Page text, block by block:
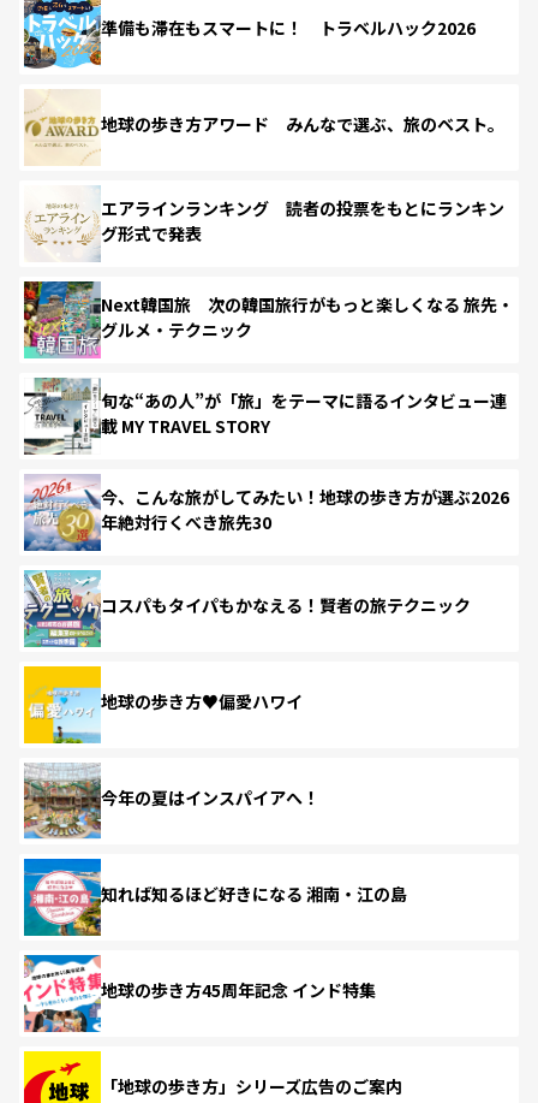
準備も滞在もスマートに！ トラベルハック2026
地球の歩き方アワード みんなで選ぶ、旅のベスト。
エアラインランキング 読者の投票をもとにランキン
グ形式で発表
Next韓国旅 次の韓国旅行がもっと楽しくなる 旅先・
グルメ・テクニック
旬な“あの人”が「旅」をテーマに語るインタビュー連
載 MY TRAVEL STORY
今、こんな旅がしてみたい！地球の歩き方が選ぶ2026
年絶対行くべき旅先30
コスパもタイパもかなえる！賢者の旅テクニック
地球の歩き方♥偏愛ハワイ
今年の夏はインスパイアへ！
知れば知るほど好きになる 湘南・江の島
地球の歩き方45周年記念 インド特集
「地球の歩き方」シリーズ広告のご案内